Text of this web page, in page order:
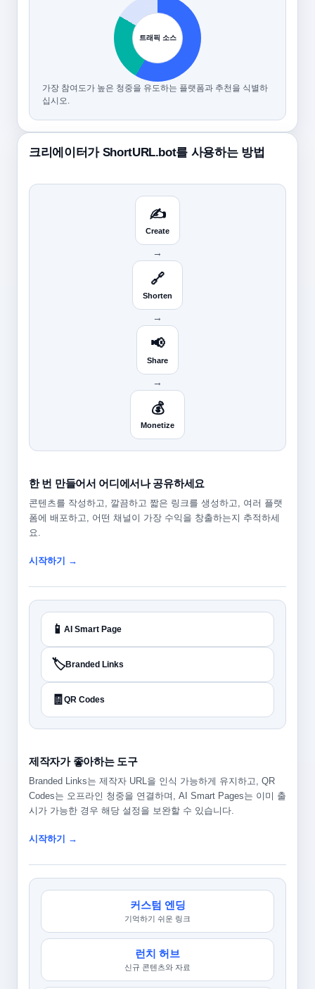
트래픽 소스
가장 참여도가 높은 청중을 유도하는 플랫폼과 추천을 식별하
십시오.
크리에이터가 ShortURL.bot를 사용하는 방법
✍️
Create
→
🔗
Shorten
→
📢
Share
→
💰
Monetize
한 번 만들어서 어디에서나 공유하세요
콘텐츠를 작성하고, 깔끔하고 짧은 링크를 생성하고, 여러 플랫
폼에 배포하고, 어떤 채널이 가장 수익을 창출하는지 추적하세
요.
시작하기 →
📱 AI Smart Page
🏷️Branded Links
🧾 QR Codes
제작자가 좋아하는 도구
Branded Links는 제작자 URL을 인식 가능하게 유지하고, QR
Codes는 오프라인 청중을 연결하며, AI Smart Pages는 이미 출
시가 가능한 경우 해당 설정을 보완할 수 있습니다.
시작하기 →
커스텀 엔딩
기억하기 쉬운 링크
런치 허브
신규 콘텐츠와 자료